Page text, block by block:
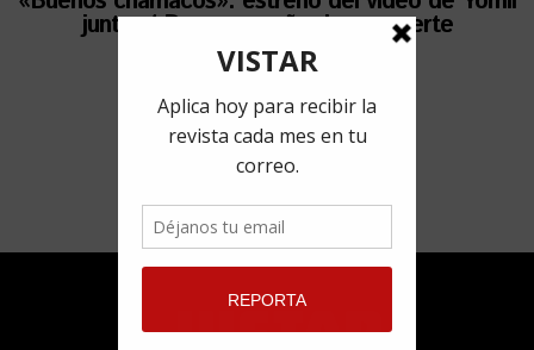
junto al Dany a un año de su muerte
porRedacción VISTAR